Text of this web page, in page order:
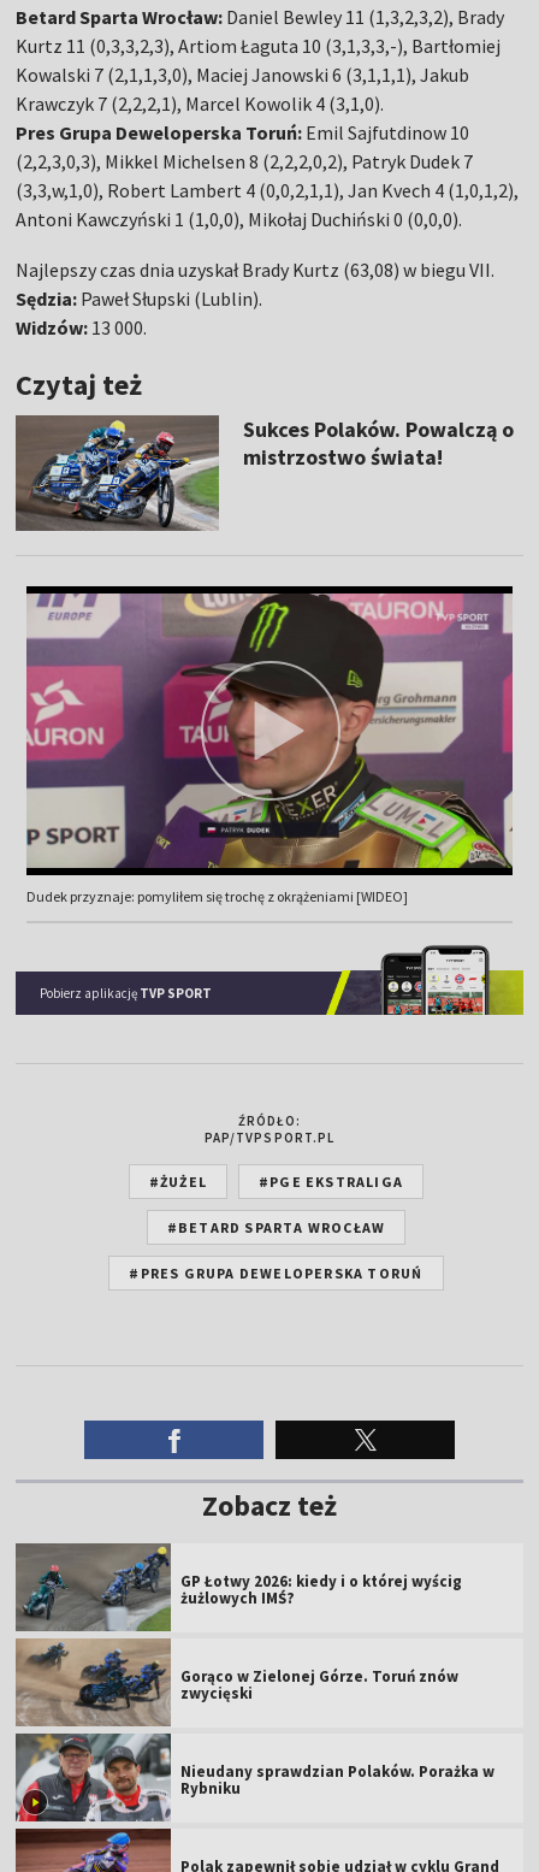
Betard Sparta Wrocław: Daniel Bewley 11 (1,3,2,3,2), Brady
Kurtz 11 (0,3,3,2,3), Artiom Łaguta 10 (3,1,3,3,-), Bartłomiej
Kowalski 7 (2,1,1,3,0), Maciej Janowski 6 (3,1,1,1), Jakub
Krawczyk 7 (2,2,2,1), Marcel Kowolik 4 (3,1,0).
Pres Grupa Deweloperska Toruń: Emil Sajfutdinow 10
(2,2,3,0,3), Mikkel Michelsen 8 (2,2,2,0,2), Patryk Dudek 7
(3,3,w,1,0), Robert Lambert 4 (0,0,2,1,1), Jan Kvech 4 (1,0,1,2),
Antoni Kawczyński 1 (1,0,0), Mikołaj Duchiński 0 (0,0,0).
Najlepszy czas dnia uzyskał Brady Kurtz (63,08) w biegu VII.
Sędzia: Paweł Słupski (Lublin).
Widzów: 13 000.
Czytaj też
Sukces Polaków. Powalczą o
mistrzostwo świata!
Dudek przyznaje: pomyliłem się trochę z okrążeniami [WIDEO]
Pobierz aplikację TVP SPORT
ŹRÓDŁO:
PAP/TVPSPORT.PL
#ŻUŻEL #PGE EKSTRALIGA
#BETARD SPARTA WROCŁAW
#PRES GRUPA DEWELOPERSKA TORUŃ
Zobacz też
GP Łotwy 2026: kiedy i o której wyścig
żużlowych IMŚ?
Gorąco w Zielonej Górze. Toruń znów
zwycięski
Nieudany sprawdzian Polaków. Porażka w
Rybniku
Polak zapewnił sobie udział w cyklu Grand